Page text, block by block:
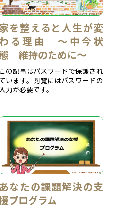
家を整えると人生が変
る理由 ～中今状
態 維持のために～
この記事はパスワードで保護され
ています。閲覧にはパスワードの
入力が必要です。
あなたの課題解決の支
プログラム